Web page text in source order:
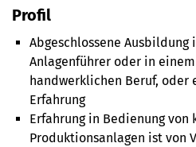
Profil
Abgeschlossene Ausbildung
Anlagenführer oder in
handwerklichen Beruf, oder
Erfahrung
Erfahrung in Bedienung von
Produktionsanlagen ist von